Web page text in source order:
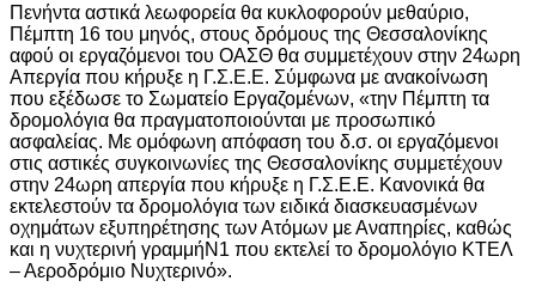
Πενήντα αστικά λεωφορεία θα κυκλοφορούν μεθαύριο,
Πέμπτη 16 του μηνός, στους δρόμους της Θεσσαλονίκης
αφού οι εργαζόμενοι του ΟΑΣΘ θα συμμετέχουν στην 24ωρη
Απεργία που κήρυξε η Γ.Σ.Ε.Ε. Σύμφωνα με ανακοίνωση
που εξέδωσε το Σωματείο Εργαζομένων, «την Πέμπτη τα
δρομολόγια θα πραγματοποιούνται με προσωπικό
ασφαλείας. Με ομόφωνη απόφαση του δ.σ. οι εργαζόμενοι
στις αστικές συγκοινωνίες της Θεσσαλονίκης συμμετέχουν
στην 24ωρη απεργία που κήρυξε η Γ.Σ.Ε.Ε. Κανονικά θα
εκτελεστούν τα δρομολόγια των ειδικά διασκευασμένων
οχημάτων εξυπηρέτησης των Ατόμων με Αναπηρίες, καθώς
και η νυχτερινή γραμμήΝ1 που εκτελεί το δρομολόγιο ΚΤΕΛ
– Αεροδρόμιο Νυχτερινό».